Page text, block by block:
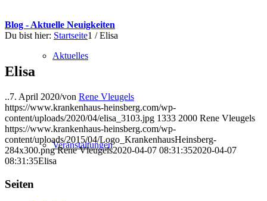
Aktuelles
Veranstaltungen
Blog - Aktuelle Neuigkeiten
Du bist hier: Startseite1 / Elisa
Elisa
..7. April 2020/von Rene Vleugels
https://www.krankenhaus-heinsberg.com/wp-
content/uploads/2020/04/elisa_3103.jpg 1333 2000 Rene Vleugels
https://www.krankenhaus-heinsberg.com/wp-
content/uploads/2015/04/Logo_KrankenhausHeinsberg-
284x300.png Rene Vleugels2020-04-07 08:31:352020-04-07
08:31:35Elisa
Seiten